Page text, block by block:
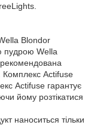
Blondor
пудрою Wella
Комплекс Actifuse
Actifuse гарантує
йому розтікатися
наноситься тільки